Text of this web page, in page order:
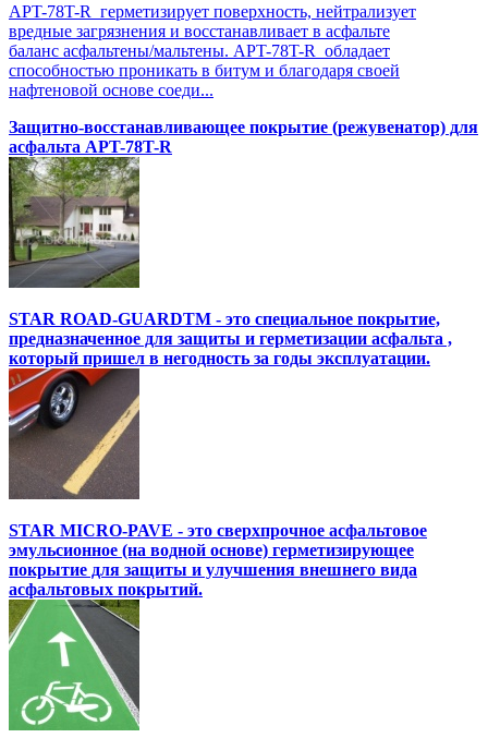
APT-78T-R герметизирует поверхность, нейтрализует
вредные загрязнения и восстанавливает в асфальте
баланс асфальтены/мальтены. APT-78T-R обладает
способностью проникать в битум и благодаря своей
нафтеновой основе соеди...
Защитно-восстанавливающее покрытие (режувенатор) для
асфальта APT-78T-R
STAR ROAD-GUARDTM - это специальное покрытие,
предназначенное для защиты и герметизации асфальта ,
который пришел в негодность за годы эксплуатации.
STAR MICRO-PAVE - это сверхпрочное асфальтовое
эмульсионное (на водной основе) герметизирующее
покрытие для защиты и улучшения внешнего вида
асфальтовых покрытий.